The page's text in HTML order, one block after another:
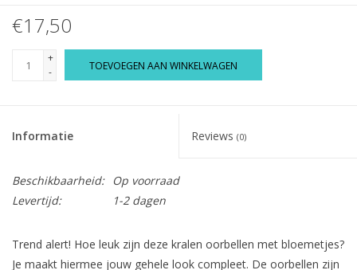
€17,50
+
-
TOEVOEGEN AAN WINKELWAGEN
Informatie Reviews (0)
Beschikbaarheid:
Op voorraad
Levertijd:
1-2 dagen
Trend alert! Hoe leuk zijn deze kralen oorbellen met bloemetjes?
Je maakt hiermee jouw gehele look compleet. De oorbellen zijn